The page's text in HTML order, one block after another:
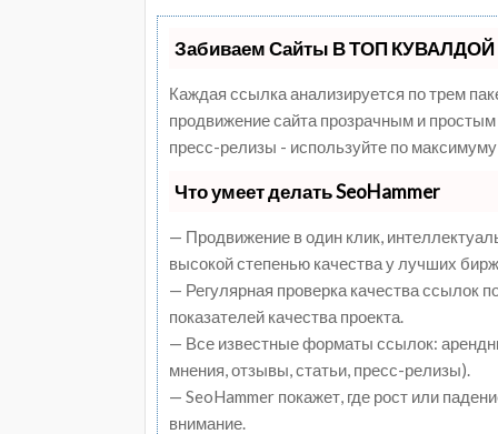
Забиваем Сайты В ТОП КУВАЛДОЙ
Каждая ссылка анализируется по трем
продвижение сайта прозрачным и
пресс-релизы - используйте по
Что умеет делать SeoHammer
— Продвижение в один клик,
высокой степенью качества у лучших
— Регулярная проверка качества ссылок
показателей качества проекта.
— Все известные форматы ссылок:
мнения, отзывы, статьи, пресс-релизы).
— SeoHammer покажет, где рост или
внимание.